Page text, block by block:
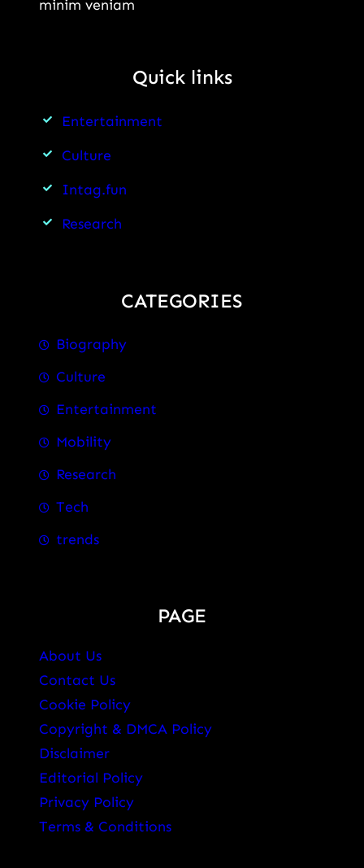
minim veniam
Quick links
Entertainment
Culture
Intag.fun
Research
CATEGORIES
Biography
Culture
Entertainment
Mobility
Research
Tech
trends
PAGE
About Us
Contact Us
Cookie Policy
Copyright & DMCA Policy
Disclaimer
Editorial Policy
Privacy Policy
Terms & Conditions